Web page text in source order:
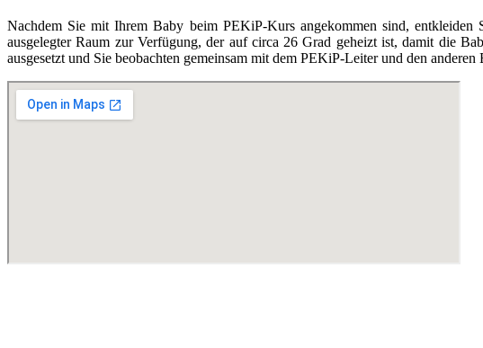
Nachdem Sie mit Ihrem Baby beim PEKiP-Kurs angekommen sind,
ausgelegter Raum zur Verfügung, der auf circa 26 Grad geheizt ist, damit die
ausgesetzt und Sie beobachten gemeinsam mit dem PEKiP-Leiter und den